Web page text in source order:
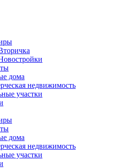
дома
недвижимость
участки
дома
недвижимость
участки